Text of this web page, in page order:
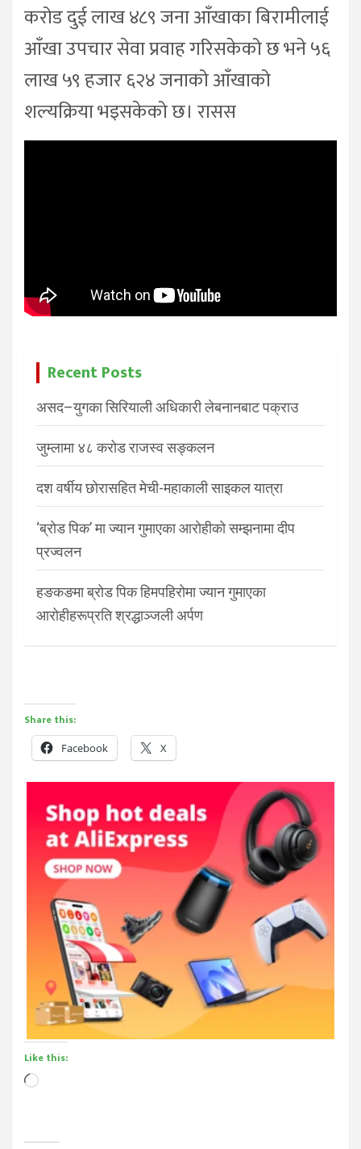
करोड दुई लाख ४८९ जना आँखाका बिरामीलाई
आँखा उपचार सेवा प्रवाह गरिसकेको छ भने ५६
लाख ५९ हजार ६२४ जनाको आँखाको
शल्यक्रिया भइसकेको छ। रासस
Recent Posts
असद–युगका सिरियाली अधिकारी लेबनानबाट पक्राउ
जुम्लामा ४८ करोड राजस्व सङ्कलन
दश वर्षीय छोरासहित मेची-महाकाली साइकल यात्रा
‘ब्रोड पिक’ मा ज्यान गुमाएका आरोहीको सम्झनामा दीप
प्रज्वलन
हङकङमा ब्रोड पिक हिमपहिरोमा ज्यान गुमाएका
आरोहीहरूप्रति श्रद्धाञ्जली अर्पण
Share this:
Facebook X
Like this:
Loading…